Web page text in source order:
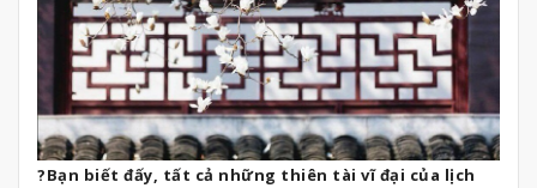
?Bạn biết đấy, tất cả những thiên tài vĩ đại của lịch